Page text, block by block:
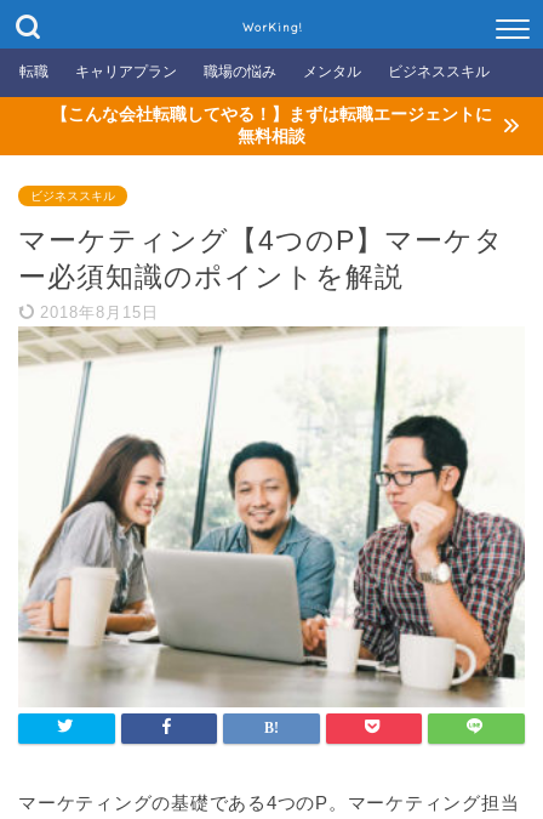
WorKing!
転職 キャリアプラン 職場の悩み メンタル ビジネススキル
【こんな会社転職してやる！】まずは転職エージェントに
無料相談
ビジネススキル
マーケティング【4つのP】マーケタ
ー必須知識のポイントを解説
2018年8月15日
マーケティングの基礎である4つのP。マーケティング担当